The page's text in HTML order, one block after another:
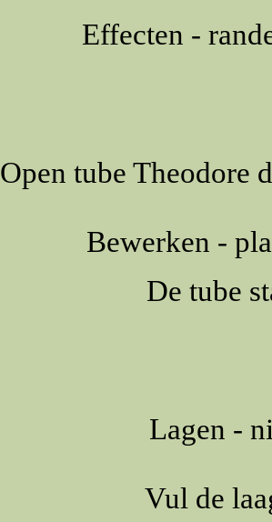
Effecten -
Open tube Theodore
Bewerken -
De tube
Lagen -
Vul de